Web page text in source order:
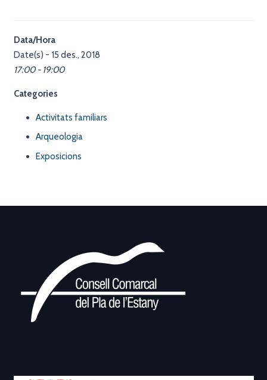
Data/Hora
Date(s) - 15 des., 2018
17:00 - 19:00
Categories
Activitats familiars
Arqueologia
Exposicions